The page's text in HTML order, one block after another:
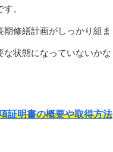
。
修繕計画がしっかり組ま
状態になっていないかな
証明書の概要や取得方法